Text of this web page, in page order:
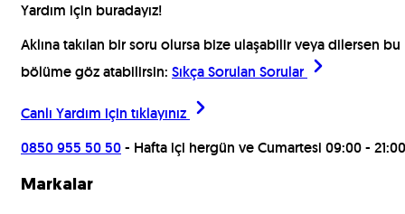
Yardım için buradayız!
Aklına takılan bir soru olursa bize ulaşabilir veya dilersen bu
bölüme göz atabilirsin: Sıkça Sorulan Sorular
Canlı Yardım için tıklayınız
0850 955 50 50- Hafta içi hergün ve Cumartesi 09:00 - 21:00
Markalar